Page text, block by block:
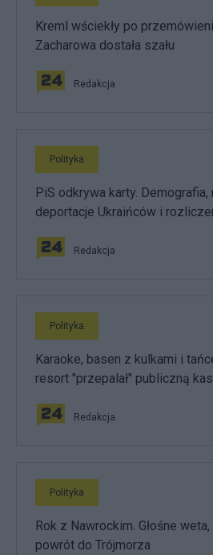
Kreml wściekły po
Zacharowa dostała szału
Redakcja
Polityka
PiS odkrywa karty. Demografia,
deportacje Ukraińców i
Redakcja
Polityka
Karaoke, basen z kulkami i
resort "przepalał" publiczną
Redakcja
Polityka
Rok z Nawrockim. Głośne
powrót do Trójmorza